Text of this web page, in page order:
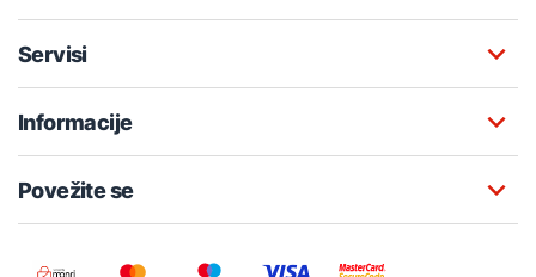
Servisi
Informacije
Povežite se